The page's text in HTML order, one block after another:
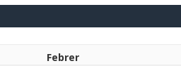
Febrer